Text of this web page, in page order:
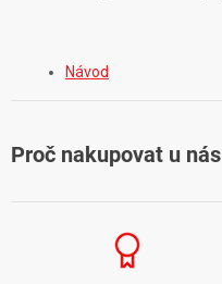
Návod
Proč nakupovat u nás